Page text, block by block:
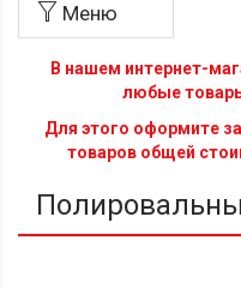
Меню
В нашем интернет-
любые
Для этого оформите
товаров общей